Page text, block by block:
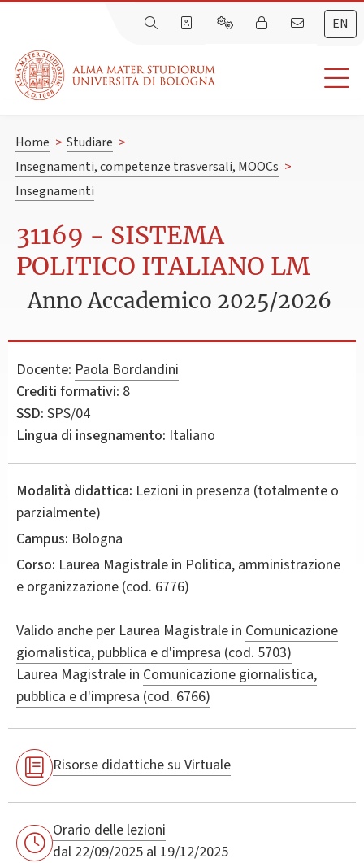
EN
Home > Studiare >
Insegnamenti, competenze trasversali, MOOCs >
Insegnamenti
31169 - SISTEMA
POLITICO ITALIANO LM
Anno Accademico 2025/2026
Docente: Paola Bordandini
Crediti formativi: 8
SSD: SPS/04
Lingua di insegnamento: Italiano
Modalità didattica: Lezioni in presenza (totalmente o
parzialmente)
Campus: Bologna
Corso: Laurea Magistrale in Politica, amministrazione
e organizzazione (cod. 6776)
Valido anche per Laurea Magistrale in Comunicazione
giornalistica, pubblica e d'impresa (cod. 5703)
Laurea Magistrale in Comunicazione giornalistica,
pubblica e d'impresa (cod. 6766)
Risorse didattiche su Virtuale
Orario delle lezioni
dal 22/09/2025 al 19/12/2025